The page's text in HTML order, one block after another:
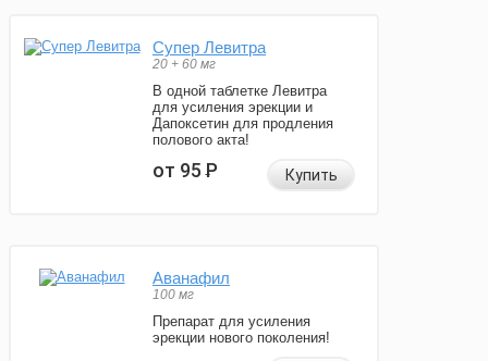
Супер Левитра
20 + 60 мг
В одной таблетке Левитра
для усиления эрекции и
Дапоксетин для продления
полового акта!
от 95Р Купить
Аванафил
100 мг
Препарат для усиления
эрекции нового поколения!